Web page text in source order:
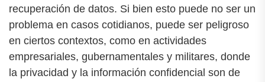
recuperación de datos. Si bien esto puede no ser un
problema en casos cotidianos, puede ser peligroso
en ciertos contextos, como en actividades
empresariales, gubernamentales y militares, donde
la privacidad y la información confidencial son de